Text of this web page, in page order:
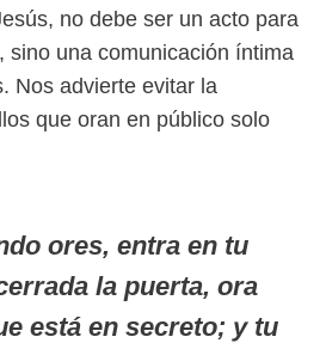
no debe ser un acto para
sino una comunicación íntima
Nos advierte evitar la
que oran en público solo
ores, entra en tu
la puerta, ora
está en secreto; y tu